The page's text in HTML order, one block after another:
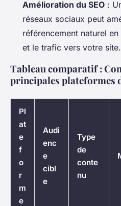
Amélioration du SEO :
réseaux sociaux peut
référencement naturel
et le trafic vers votre site.
Tableau comparatif :
principales plateformes
Pl
at
e
f
o
r
m
e
Audi
enc
e
cibl
e
Type
de
conte
nu